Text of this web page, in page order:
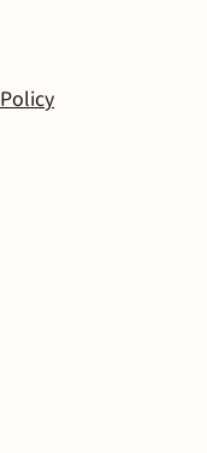
Policy